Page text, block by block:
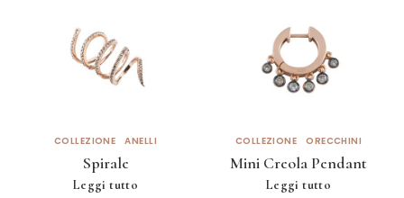
COLLEZIONE ANELLI
Spirale
Leggi tutto
COLLEZIONE ORECCHINI
Mini Creola Pendant
Leggi tutto